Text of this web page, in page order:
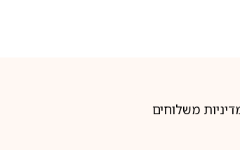
משלוחים